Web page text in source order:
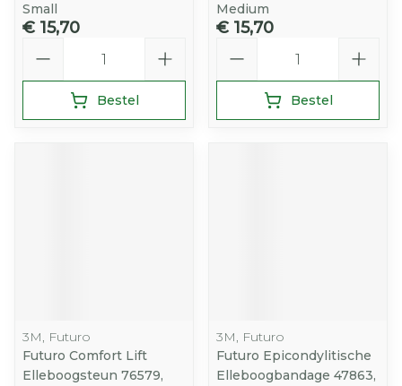
Small
€ 15,70
Bestel
Medium
€ 15,70
Bestel
3M, Futuro
Futuro Comfort Lift
Elleboogsteun 76579,
3M, Futuro
Futuro Epicondylitische
Elleboogbandage 47863,